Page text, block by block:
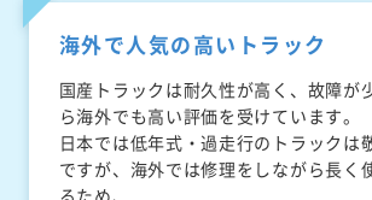
海外で人気の高いトラック
国産トラックは耐久性が高く、故障が
ら海外でも高い評価を受けています。
日本では低年式・過走行のトラックは
ですが、海外では修理をしながら長く